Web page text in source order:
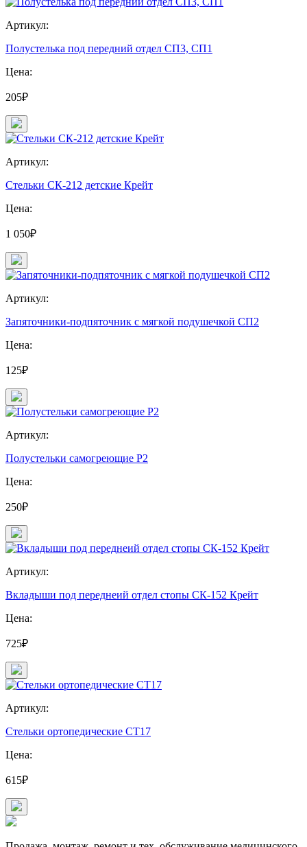
Артикул:
Полустелька под передний отдел СП3, СП1
Цена:
205₽
Артикул:
Стельки СК-212 детские Крейт
Цена:
1 050₽
Артикул:
Запяточники-подпяточник с мягкой подушечкой СП2
Цена:
125₽
Артикул:
Полустельки самогреющие Р2
Цена:
250₽
Артикул:
Вкладыши под переднеий отдел стопы СК-152 Крейт
Цена:
725₽
Артикул:
Стельки ортопедические СТ17
Цена:
615₽